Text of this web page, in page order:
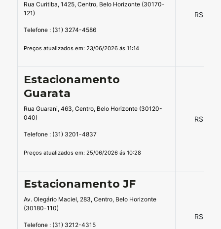
Rua Curitiba, 1425, Centro, Belo Horizonte (30170-
121)
Telefone : (31) 3274-4586
Preços atualizados em: 23/06/2026 ás 11:14
R$
Estacionamento
Guarata
Rua Guarani, 463, Centro, Belo Horizonte (30120-
040)
Telefone : (31) 3201-4837
Preços atualizados em: 25/06/2026 ás 10:28
R$
Estacionamento JF
Av. Olegário Maciel, 283, Centro, Belo Horizonte
(30180-110)
Telefone : (31) 3212-4315
R$